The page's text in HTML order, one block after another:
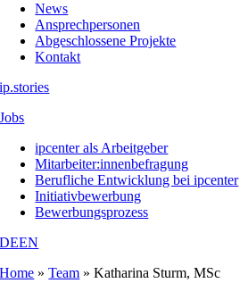
News
Ansprechpersonen
Abgeschlossene Projekte
Kontakt
ip.stories
Jobs
ipcenter als Arbeitgeber
Mitarbeiter:innenbefragung
Berufliche Entwicklung bei ipcenter
Initiativbewerbung
Bewerbungsprozess
DEEN
Home »Team »Katharina Sturm, MSc